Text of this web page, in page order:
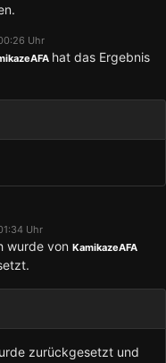
Uhr
hat das Ergebnis
Uhr
wurde von KamikazeAFA
zurückgesetzt und